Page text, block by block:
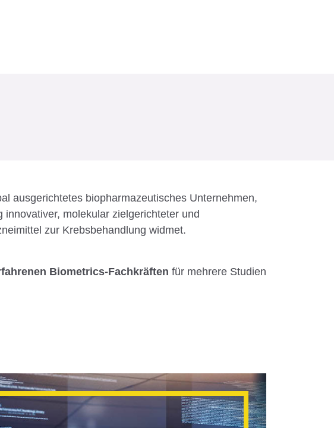
ausgerichtetes biopharmazeutisches Unternehmen,
innovativer, molekular zielgerichteter und
zur Krebsbehandlung widmet.
Biometrics-Fachkräften für mehrere Studien